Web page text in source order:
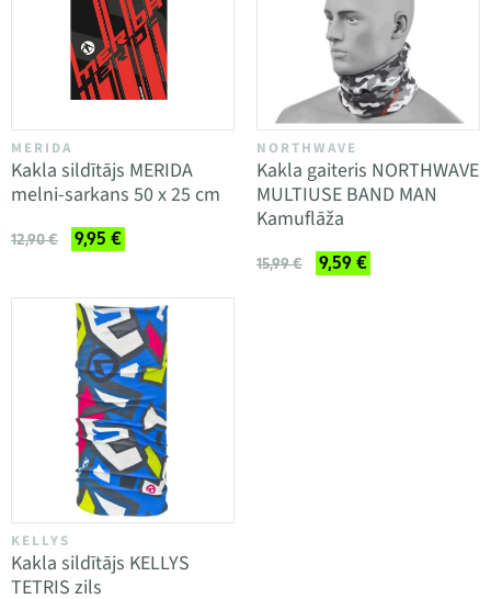
MERIDA
Kakla sildītājs MERIDA
melni-sarkans 50 x 25 cm
12,90 € 9,95 €
NORTHWAVE
Kakla gaiteris NORTHWAVE
MULTIUSE BAND MAN
Kamuflāža
15,99 € 9,59 €
KELLYS
Kakla sildītājs KELLYS
TETRIS zils